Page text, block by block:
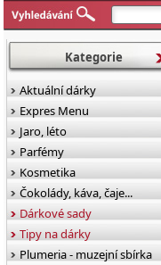
Kategorie
Aktuální dárky
Expres Menu
Jaro, léto
Parfémy
Kosmetika
Čokolády, káva, čaje...
Dárkové sady
Tipy na dárky
Plumeria - muzejní sbírka